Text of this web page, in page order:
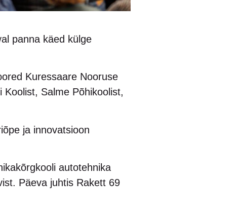
panna käed külge
Kuressaare Nooruse
Salme Põhikoolist,
ja innovatsioon
autotehnika
Päeva juhtis Rakett 69